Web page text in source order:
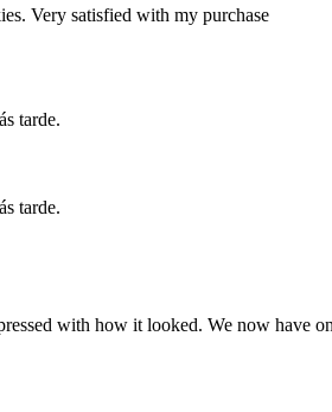
Very satisfied with my purchase
tarde.
tarde.
with how it looked. We now have